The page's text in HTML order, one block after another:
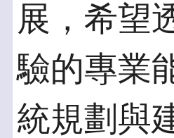
展，希望
驗的專業
統規劃與